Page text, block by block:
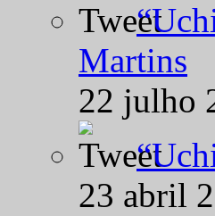
Martins
22 julho
23 abril